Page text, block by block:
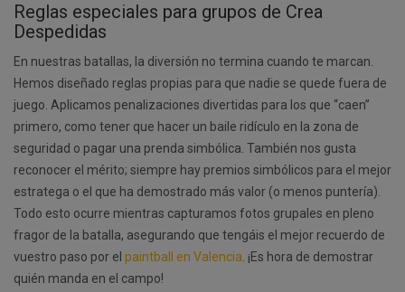
Reglas especiales para grupos de Crea
Despedidas
En nuestras batallas, la diversión no termina cuando te marcan.
Hemos diseñado reglas propias para que nadie se quede fuera de
juego. Aplicamos penalizaciones divertidas para los que “caen”
primero, como tener que hacer un baile ridículo en la zona de
seguridad o pagar una prenda simbólica. También nos gusta
reconocer el mérito; siempre hay premios simbólicos para el mejor
estratega o el que ha demostrado más valor (o menos puntería).
Todo esto ocurre mientras capturamos fotos grupales en pleno
fragor de la batalla, asegurando que tengáis el mejor recuerdo de
vuestro paso por el paintball en Valencia . ¡Es hora de demostrar
quién manda en el campo!